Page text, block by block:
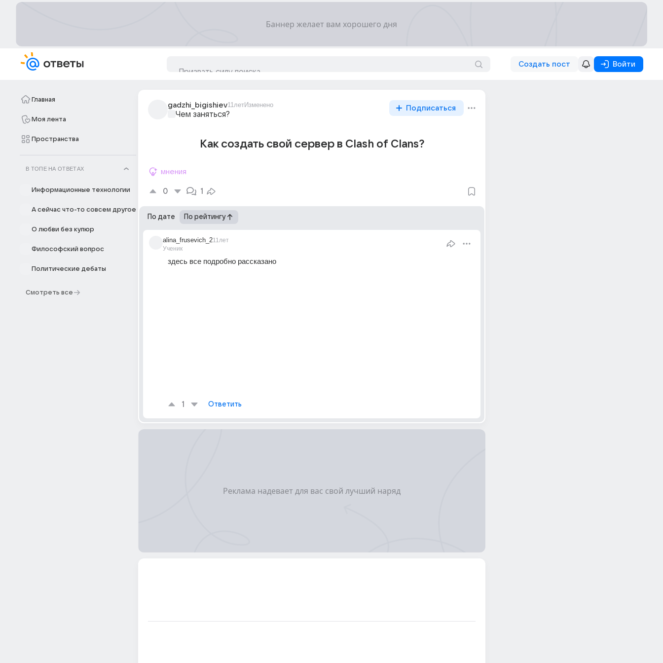
Создать пост Войти
Главная
Моя лента
Пространства
В ТОПЕ НА ОТВЕТАХ
Информационные технологии
А сейчас что-то совсем другое
О любви без купюр
Философский вопрос
Политические дебаты
Смотреть все
gadzhi_bigishiev11летИзменено
Чем заняться?
Подписаться
Как создать свой сервер в Clash of Clans?
мнения
0 1
По дате По рейтингу
alina_frusevich_2
Ученик
11лет
здесь все подробно рассказано
1 Ответить